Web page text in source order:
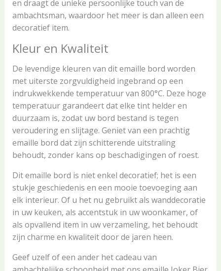
en draagt de unieke persoonlijke touch van de
ambachtsman, waardoor het meer is dan alleen een
decoratief item.
Kleur en Kwaliteit
De levendige kleuren van dit emaille bord worden
met uiterste zorgvuldigheid ingebrand op een
indrukwekkende temperatuur van 800°C. Deze hoge
temperatuur garandeert dat elke tint helder en
duurzaam is, zodat uw bord bestand is tegen
veroudering en slijtage. Geniet van een prachtig
emaille bord dat zijn schitterende uitstraling
behoudt, zonder kans op beschadigingen of roest.
Dit emaille bord is niet enkel decoratief; het is een
stukje geschiedenis en een mooie toevoeging aan
elk interieur. Of u het nu gebruikt als wanddecoratie
in uw keuken, als accentstuk in uw woonkamer, of
als opvallend item in uw verzameling, het behoudt
zijn charme en kwaliteit door de jaren heen.
Geef uzelf of een ander het cadeau van